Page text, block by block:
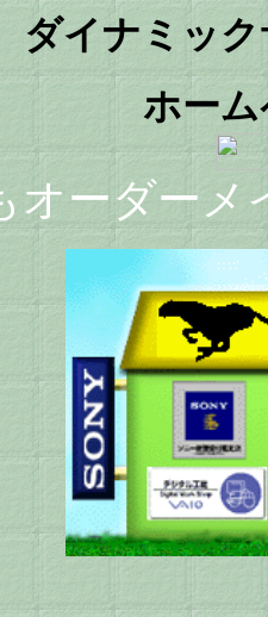
ダイナミッ
ホー
オーダー